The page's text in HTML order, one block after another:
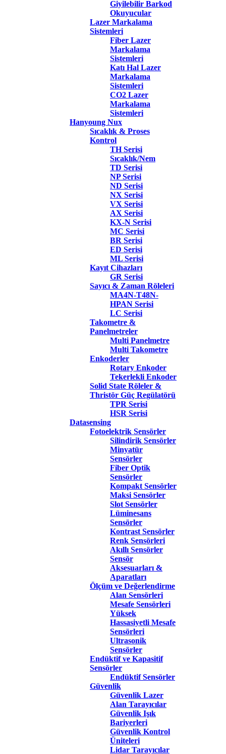
Giyilebilir Barkod
Okuyucular
Lazer Markalama
Sistemleri
Fiber Lazer
Markalama
Sistemleri
Katı Hal Lazer
Markalama
Sistemleri
CO2 Lazer
Markalama
Sistemleri
Hanyoung Nux
Sıcaklık & Proses
Kontrol
TH Serisi
Sıcaklık/Nem
TD Serisi
NP Serisi
ND Serisi
NX Serisi
VX Serisi
AX Serisi
KX-N Serisi
MC Serisi
BR Serisi
ED Serisi
ML Serisi
Kayıt Cihazları
GR Serisi
Sayıcı & Zaman Röleleri
MA4N-T48N-
HPAN Serisi
LC Serisi
Takometre &
Panelmetreler
Multi Panelmetre
Multi Takometre
Enkoderler
Rotary Enkoder
Tekerlekli Enkoder
Solid State Röleler &
Thristör Güç Regülatörü
TPR Serisi
HSR Serisi
Datasensing
Fotoelektrik Sensörler
Silindirik Sensörler
Minyatür
Sensörler
Fiber Optik
Sensörler
Kompakt Sensörler
Maksi Sensörler
Slot Sensörler
Lüminesans
Sensörler
Kontrast Sensörler
Renk Sensörleri
Akıllı Sensörler
Sensör
Aksesuarları &
Aparatları
Ölçüm ve Değerlendirme
Alan Sensörleri
Mesafe Sensörleri
Yüksek
Hassasiyetli Mesafe
Sensörleri
Ultrasonik
Sensörler
Endüktif ve Kapasitif
Sensörler
Endüktif Sensörler
Güvenlik
Güvenlik Lazer
Alan Tarayıcılar
Güvenlik Işık
Bariyerleri
Güvenlik Kontrol
Üniteleri
Lidar Tarayıcılar